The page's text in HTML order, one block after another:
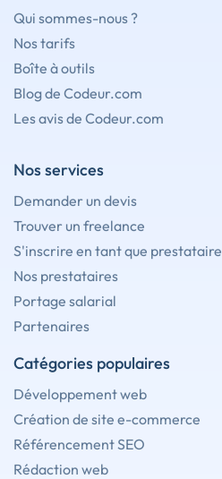
Qui sommes-nous ?
Nos tarifs
Boîte à outils
Blog de Codeur.com
Les avis de Codeur.com
Nos services
Demander un devis
Trouver un freelance
S'inscrire en tant que prestataire
Nos prestataires
Portage salarial
Partenaires
Catégories populaires
Développement web
Création de site e-commerce
Référencement SEO
Rédaction web